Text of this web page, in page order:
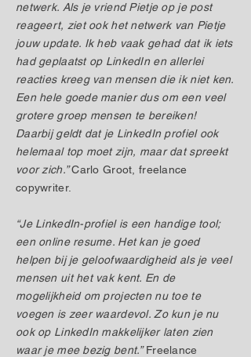
netwerk. Als je vriend Pietje op je post
reageert, ziet ook het netwerk van Pietje
jouw update. Ik heb vaak gehad dat ik iets
had geplaatst op LinkedIn en allerlei
reacties kreeg van mensen die ik niet ken.
Een hele goede manier dus om een veel
grotere groep mensen te bereiken!
Daarbij geldt dat je LinkedIn profiel ook
helemaal top moet zijn, maar dat spreekt
voor zich.”Carlo Groot, freelance
copywriter.
“Je LinkedIn-profiel is een handige tool;
een online resume. Het kan je goed
helpen bij je geloofwaardigheid als je veel
mensen uit het vak kent. En de
mogelijkheid om projecten nu toe te
voegen is zeer waardevol. Zo kun je nu
ook op LinkedIn makkelijker laten zien
waar je mee bezig bent.”Freelance